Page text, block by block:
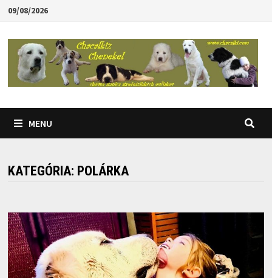
Skip
content
09/08/2026
MENU
KATEGÓRIA: POLÁRKA